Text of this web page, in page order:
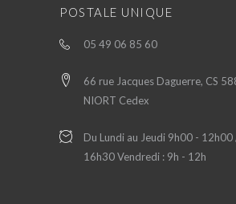
POSTALE UNIQUE
05 49 06 85 60
66 rue Jacques Daguerre, CS
NIORT Cedex
Du Lundi au Jeudi 9h00 -
16h30 Vendredi : 9h - 12h